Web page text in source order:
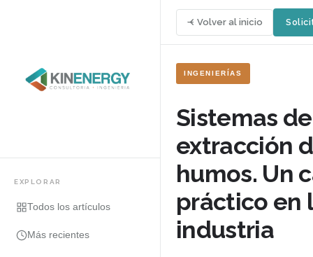
EXPLORAR
Todos los artículos
Más recientes
Volver al inicio
INGENIERÍAS
Sistemas de
extracción
humos. Un
práctico en
industria